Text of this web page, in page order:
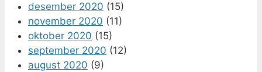
desember 2020 (15)
november 2020 (11)
oktober 2020 (15)
september 2020 (12)
august 2020 (9)